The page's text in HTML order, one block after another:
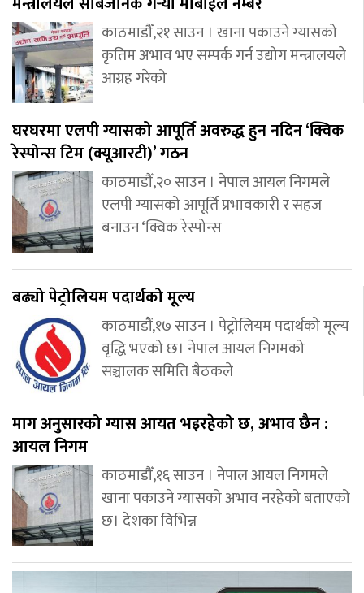
काठमाडौँ,२१ साउन । खाना पकाउने ग्यासको
कृतिम अभाव भए सम्पर्क गर्न उद्योग मन्त्रालयले
आग्रह गरेको
घरघरमा एलपी ग्यासको आपूर्ति अवरुद्ध हुन नदिन ‘क्विक
रेस्पोन्स टिम (क्यूआरटी)’ गठन
काठमाडौँ,२० साउन । नेपाल आयल निगमले
एलपी ग्यासको आपूर्ति प्रभावकारी र सहज
बनाउन ‘क्विक रेस्पोन्स
बढ्यो पेट्रोलियम पदार्थको मूल्य
काठमाडौं,१७ साउन । पेट्रोलियम पदार्थको मूल्य
वृद्धि भएको छ। नेपाल आयल निगमको
सञ्चालक समिति बैठकले
माग अनुसारको ग्यास आयत भइरहेको छ, अभाव छैन :
आयल निगम
काठमाडौँ,१६ साउन । नेपाल आयल निगमले
खाना पकाउने ग्यासको अभाव नरहेको बताएको
छ। देशका विभिन्न